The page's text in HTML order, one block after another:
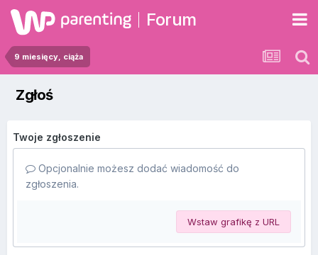
Forum
9 miesięcy, ciąża
Zgłoś
Twoje zgłoszenie
Opcjonalnie możesz dodać wiadomość do
zgłoszenia.
Wstaw grafikę z URL